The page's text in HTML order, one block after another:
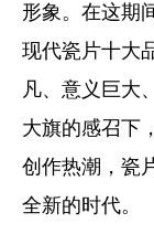
形象。在这期
现代瓷片十大
凡、意义巨大
大旗的感召下
创作热潮，瓷
全新的时代。